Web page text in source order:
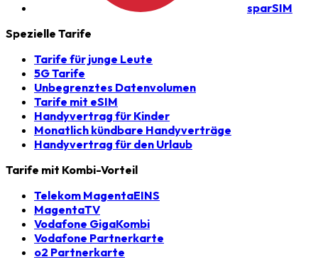
sparSIM
Spezielle Tarife
Tarife für junge Leute
5G Tarife
Unbegrenztes Datenvolumen
Tarife mit eSIM
Handyvertrag für Kinder
Monatlich kündbare Handyverträge
Handyvertrag für den Urlaub
Tarife mit Kombi-Vorteil
Telekom MagentaEINS
MagentaTV
Vodafone GigaKombi
Vodafone Partnerkarte
o2 Partnerkarte